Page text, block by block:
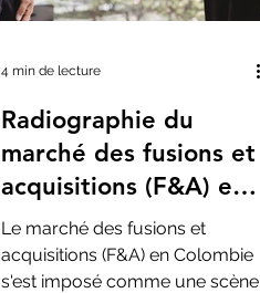
Radiographie du
marché des fusions et
acquisitions (F&A) en
Colombie
Le marché des fusions et
acquisitions (F&A) en Colombie
s'est imposé comme une scène
4 min de lecture